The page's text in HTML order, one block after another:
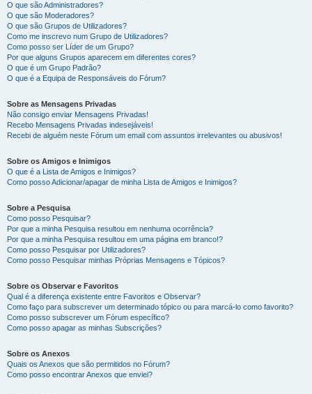
O que são Administradores?
O que são Moderadores?
O que são Grupos de Utilizadores?
Como me inscrevo num Grupo de Utilizadores?
Como posso ser Líder de um Grupo?
Por que alguns Grupos aparecem em diferentes cores?
O que é um Grupo Padrão?
O que é a Equipa de Responsáveis do Fórum?
Sobre as Mensagens Privadas
Não consigo enviar Mensagens Privadas!
Recebo Mensagens Privadas indesejáveis!
Recebi de alguém neste Fórum um email com assuntos irrelevantes ou abusivos!
Sobre os Amigos e Inimigos
O que é a Lista de Amigos e Inimigos?
Como posso Adicionar/apagar de minha Lista de Amigos e Inimigos?
Sobre a Pesquisa
Como posso Pesquisar?
Por que a minha Pesquisa resultou em nenhuma ocorrência?
Por que a minha Pesquisa resultou em uma página em branco!?
Como posso Pesquisar por Utilizadores?
Como posso Pesquisar minhas Próprias Mensagens e Tópicos?
Sobre os Observar e Favoritos
Qual é a diferença existente entre Favoritos e Observar?
Como faço para subscrever um determinado tópico ou para marcá-lo como favorito?
Como posso subscrever um Fórum específico?
Como posso apagar as minhas Subscrições?
Sobre os Anexos
Quais os Anexos que são permitidos no Fórum?
Como posso encontrar Anexos que enviei?